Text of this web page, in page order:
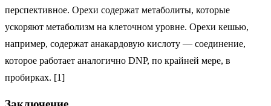
перспективное. Орехи содержат метаболиты, которые
ускоряют метаболизм на клеточном уровне. Орехи кешью,
например, содержат анакардовую кислоту — соединение,
которое работает аналогично DNP, по крайней мере, в
пробирках. [1]